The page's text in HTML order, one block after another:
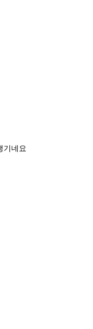
기네요